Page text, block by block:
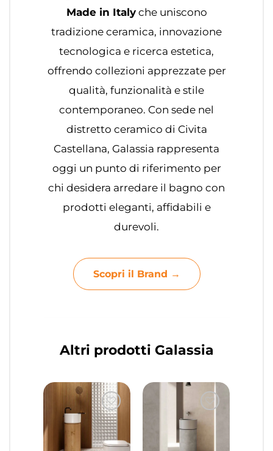
Made in Italyche uniscono
tradizione ceramica, innovazione
tecnologica e ricerca estetica,
offrendo collezioni apprezzate per
qualità, funzionalità e stile
contemporaneo. Con sede nel
distretto ceramico di Civita
Castellana, Galassia rappresenta
oggi un punto di riferimento per
chi desidera arredare il bagno con
prodotti eleganti, affidabili e
durevoli.
Scopri il Brand →
Altri prodotti Galassia